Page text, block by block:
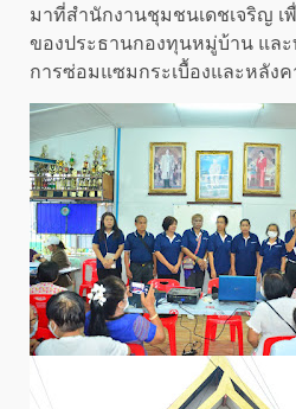
มาที่สำนักงานชุมชนเดชเจริญ เ
ของประธานกองทุนหมู่บ้าน แล
การซ่อมแซมกระเบื้องและหลัง